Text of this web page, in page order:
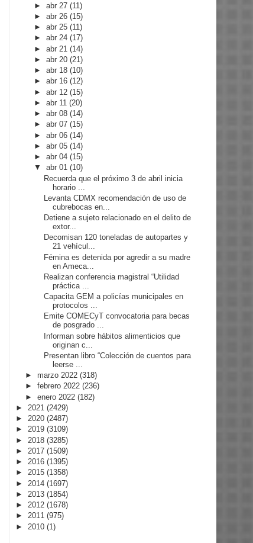
►abr 27(11)
►abr 26(15)
►abr 25(11)
►abr 24(17)
►abr 21(14)
►abr 20(21)
►abr 18(10)
►abr 16(12)
►abr 12(15)
►abr 11(20)
►abr 08(14)
►abr 07(15)
►abr 06(14)
►abr 05(14)
►abr 04(15)
▼abr 01(10)
Recuerda que el próximo 3 de abril inicia
horario ...
Levanta CDMX recomendación de uso de
cubrebocas en...
Detiene a sujeto relacionado en el delito de
extor...
Decomisan 120 toneladas de autopartes y
21 vehícul...
Fémina es detenida por agredir a su madre
en Ameca...
Realizan conferencia magistral “Utilidad
práctica ...
Capacita GEM a policías municipales en
protocolos ...
Emite COMECyT convocatoria para becas
de posgrado ...
Informan sobre hábitos alimenticios que
originan c...
Presentan libro “Colección de cuentos para
leerse ...
► marzo 2022 (318)
► febrero 2022 (236)
► enero 2022 (182)
► 2021 (2429)
► 2020 (2487)
► 2019 (3109)
► 2018 (3285)
► 2017 (1509)
► 2016 (1395)
► 2015 (1358)
► 2014 (1697)
► 2013 (1854)
► 2012 (1678)
► 2011 (975)
► 2010 (1)